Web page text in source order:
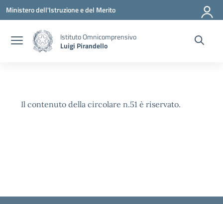
Vai ai contenuti
Vai al menu di navigazione
Vai al footer
Ministero dell'Istruzione e del Merito
Istituto Omnicomprensivo
Luigi Pirandello
Il contenuto della circolare n.51 è riservato.